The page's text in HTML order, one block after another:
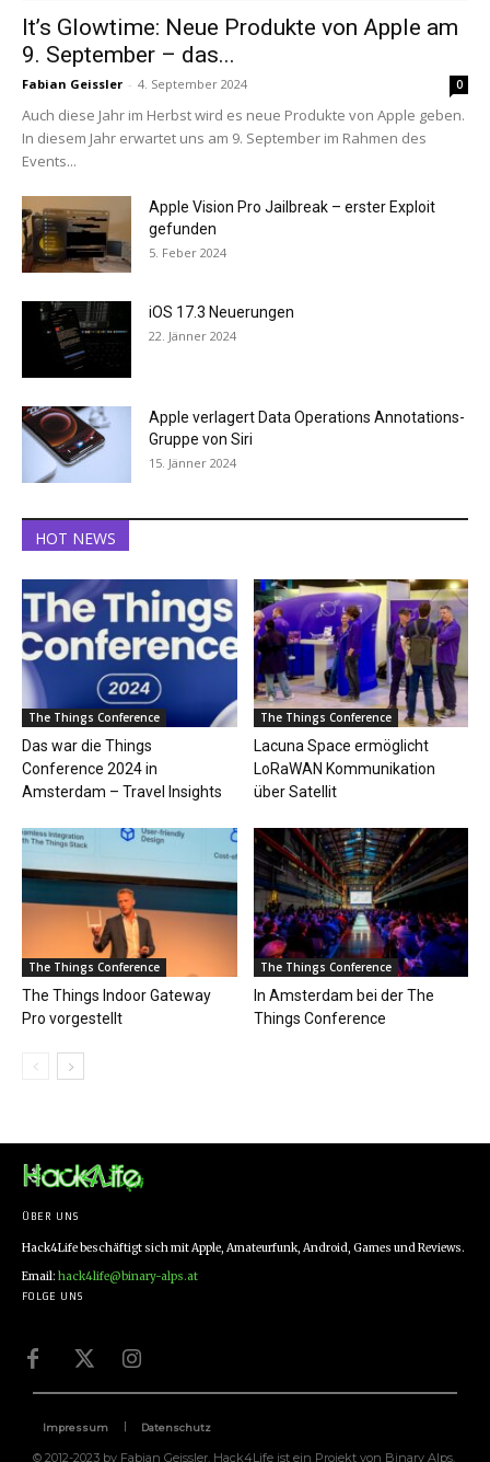
It’s Glowtime: Neue Produkte von Apple am
9. September – das...
Fabian Geissler - 4. September 2024 0
Auch diese Jahr im Herbst wird es neue Produkte von Apple geben.
In diesem Jahr erwartet uns am 9. September im Rahmen des
Events...
Apple Vision Pro Jailbreak – erster Exploit
gefunden
5. Feber 2024
iOS 17.3 Neuerungen
22. Jänner 2024
Apple verlagert Data Operations Annotations-
Gruppe von Siri
15. Jänner 2024
HOT NEWS
The Things Conference
Das war die Things
Conference 2024 in
Amsterdam – Travel Insights
The Things Conference
Lacuna Space ermöglicht
LoRaWAN Kommunikation
über Satellit
The Things Conference
The Things Indoor Gateway
Pro vorgestellt
The Things Conference
In Amsterdam bei der The
Things Conference
ÜBER UNS
Hack4Life beschäftigt sich mit Apple, Amateurfunk, Android, Games und Reviews.
Email: hack4life@binary-alps.at
FOLGE UNS
Impressum Datenschutz
© 2012-2023 by Fabian Geissler. Hack4Life ist ein Projekt von Binary Alps.